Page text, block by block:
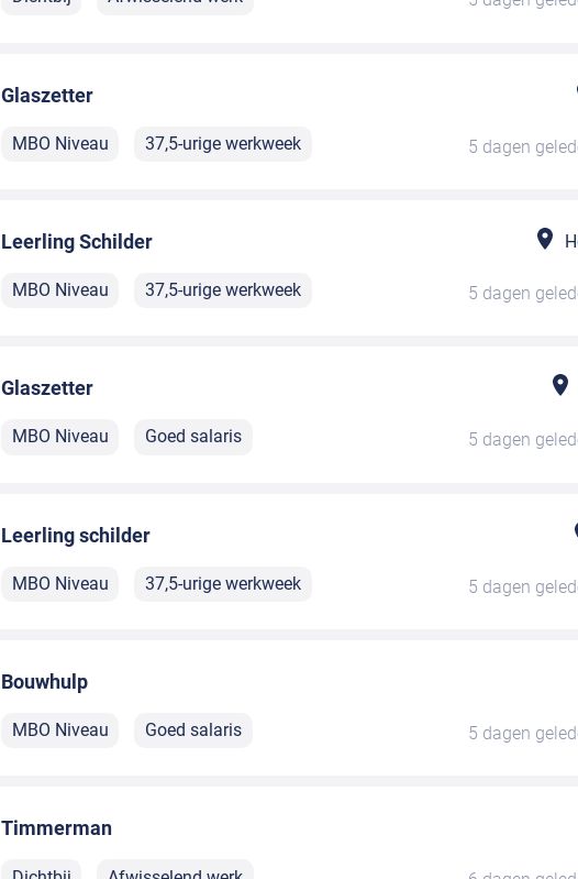
Glaszetter
MBO Niveau 37,5-urige werkweek 5 dagen
Leerling Schilder
MBO Niveau 37,5-urige werkweek 5 dagen
Glaszetter
MBO Niveau Goed salaris 5 dagen
Leerling schilder
MBO Niveau 37,5-urige werkweek 5 dagen
Bouwhulp
MBO Niveau Goed salaris 5 dagen
Timmerman